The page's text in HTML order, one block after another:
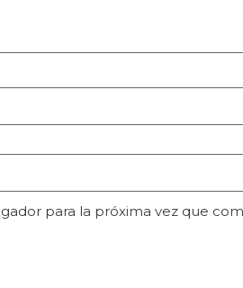
para la próxima vez que